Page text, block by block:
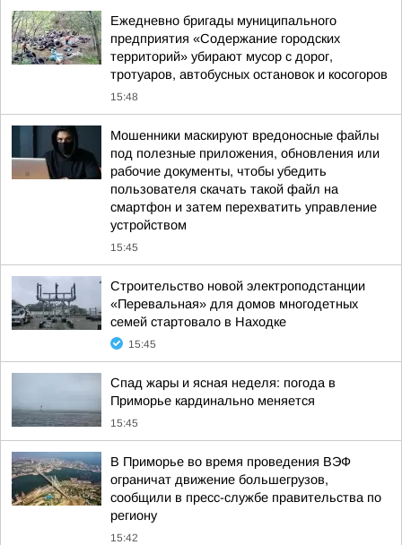
Ежедневно бригады муниципального
предприятия «Содержание городских
территорий» убирают мусор с дорог,
тротуаров, автобусных остановок и косогоров
15:48
Мошенники маскируют вредоносные файлы
под полезные приложения, обновления или
рабочие документы, чтобы убедить
пользователя скачать такой файл на
смартфон и затем перехватить управление
устройством
15:45
Строительство новой электроподстанции
«Перевальная» для домов многодетных
семей стартовало в Находке
15:45
Спад жары и ясная неделя: погода в
Приморье кардинально меняется
15:45
В Приморье во время проведения ВЭФ
ограничат движение большегрузов,
сообщили в пресс-службе правительства по
региону
15:42